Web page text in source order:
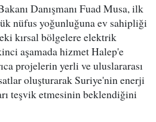
Danışmanı Fuad Musa, ilk
nüfus yoğunluğuna ev sahipliği
kırsal bölgelere elektrik
aşamada hizmet Halep'e
projelerin yerli ve uluslararası
oluşturarak Suriye'nin enerji
teşvik etmesinin beklendiğini